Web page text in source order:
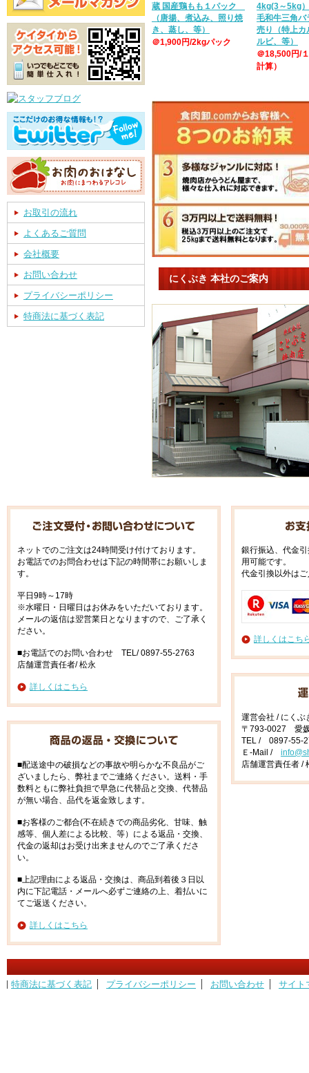
お取引の流れ
よくあるご質問
会社概要
お問い合わせ
プライバシーポリシー
特商法に基づく表記
蔵 国産鶏もも１パック
（唐揚、煮込み、照り焼
き、蒸し、等）
＠1,900円/2kgパック
4kg(3～5kg
毛和牛三角バ
売り（特上カ
ルビ、等）
＠18,500円/
計算）
にくぶき 本社のご案内
ネットでのご注文は24時間受け付けております。
お電話でのお問合わせは下記の時間帯にお願いしま
す。
平日9時～17時
※水曜日・日曜日はお休みをいただいております。
メールの返信は翌営業日となりますので、ご了承く
ださい。
■お電話でのお問い合わせ TEL/ 0897-55-2763
店舗運営責任者/ 松永
詳しくはこちら
■配送途中の破損などの事故や明らかな不良品がご
ざいましたら、弊社までご連絡ください。送料・手
数料ともに弊社負担で早急に代替品と交換、代替品
が無い場合、品代を返金致します。
■お客様のご都合(不在続きでの商品劣化、甘味、触
感等、個人差による比較、等）による返品・交換、
代金の返却はお受け出来ませんのでご了承くださ
い。
■上記理由による返品・交換は、商品到着後３日以
内に下記電話・メールへ必ずご連絡の上、着払いに
てご返送ください。
詳しくはこちら
銀行振込、代金
用可能です。
代金引換以外は
詳しくはこち
運営会社 / にくぶ
〒793-0027 愛
TEL / 0897-55-
Ｅ-Mail /
店舗運営責任者 /
特商法に基づく表記 プライバシーポリシー お問い合わせ サイト